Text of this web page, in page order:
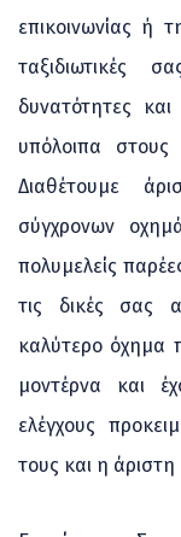
επικοινωνίας ή
ταξιδιωτικές
δυνατότητες
υπόλοιπα στους
Διαθέτουμε
σύγχρονων
πολυμελείς
τις δικές σας
καλύτερο όχημα
μοντέρνα και
ελέγχους
τους και η